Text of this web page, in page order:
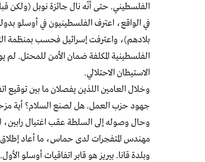
الفلسطيني. حتى أنّه نال جائزة نوبل (ولكن
في الواقع، اعترف الفلسطينيون في أوسلو
بلادهم)، واعترفت إسرائيل فحسب بمنظمة
الفلسطينية المكلفة ضمان الأمن للمحتل.
الاستيطان الاحتلالي.
جهود حزب العمل. هل لصنع السلام؟ أية
وحال وصوله إلى السلطة عقب اغتيال رابين،
مهندس المتفجرات لدى حماس، ما أعاد إطلاق
وبلدة قانا. بيريز هو قابر اتفاقيات أوسلو